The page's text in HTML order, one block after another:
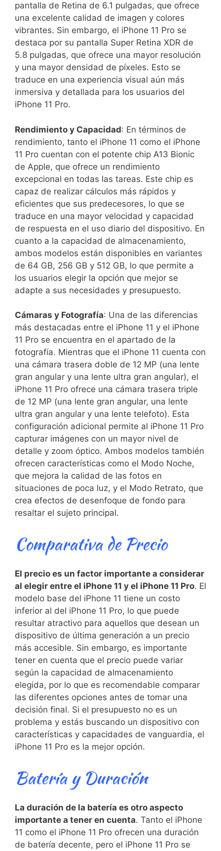
pantalla de Retina‌ de 6.1 ⁤pulgadas, que ofrece
una excelente calidad de imagen y colores
vibrantes. Sin embargo, el iPhone 11 Pro se
destaca por su pantalla Super Retina XDR de
5.8‌ pulgadas, que ofrece una mayor resolución
y ‌una mayor densidad de píxeles.⁣ Esto se
traduce en una experiencia visual aún‍ más⁢
inmersiva y detallada⁣ para los usuarios del
iPhone 11 Pro.
Rendimiento y⁣ Capacidad: En términos de
rendimiento, tanto el iPhone 11 como ⁢el iPhone​
11 Pro cuentan con el⁣ potente chip ⁣A13 Bionic
de Apple, que ofrece un rendimiento⁣
excepcional en todas las tareas. ‍Este chip es
capaz de realizar cálculos más rápidos y
⁤eficientes que sus ⁤predecesores, lo que se
traduce en una mayor velocidad y‍ capacidad
de respuesta en el uso diario ⁢del dispositivo. En
cuanto a ​la capacidad⁢ de almacenamiento,
ambos​ modelos están disponibles en variantes
de 64 GB, ‍256 GB​ y 512 GB, lo que permite a
los usuarios elegir la opción que mejor se
adapte a ​sus necesidades y presupuesto.
Cámaras y Fotografía: Una de las diferencias
más destacadas entre el iPhone 11 y el iPhone
11 Pro se⁤ encuentra en⁣ el ‍apartado de⁢ la
fotografía. Mientras que el iPhone 11 cuenta con
una cámara trasera‌ doble de 12 MP (una lente
gran angular y una lente ultra gran angular),⁤ el
⁤iPhone 11 Pro ofrece ‌una cámara trasera⁤ triple
de 12 MP⁢ (una ⁣lente ⁢gran angular, una lente
ultra gran angular y una lente telefoto). Esta
configuración adicional ‌permite al iPhone 11 Pro
capturar imágenes con un mayor ​nivel de
detalle y⁢ zoom óptico. Ambos modelos‍ también
ofrecen características como el Modo Noche,
que mejora la calidad de las fotos‌ en
situaciones de poca luz, y ⁤el Modo Retrato, que
crea efectos de desenfoque de fondo para
resaltar el sujeto⁣ principal.
Comparativa de Precio
El precio es ‍un factor ​importante a considerar​
al elegir entre el iPhone 11 y el iPhone​ 11 Pro.‌ El⁣
modelo base del iPhone 11 tiene un costo
inferior al⁤ del iPhone 11 Pro, lo ⁢que puede
resultar ⁢atractivo para aquellos que desean un
dispositivo de última generación a un precio
más accesible. Sin embargo, es importante
tener en cuenta que el precio puede variar
según la capacidad de ⁢almacenamiento
elegida, por lo que ⁤es recomendable comparar
las diferentes opciones antes de tomar una
decisión final. Si el presupuesto no es ⁢un
problema⁢ y estás buscando un dispositivo con
características y capacidades‌ de vanguardia, el
iPhone 11 ⁢Pro es la mejor opción.
Batería y Duración
La duración de la batería es otro aspecto
importante a tener en cuenta. Tanto ​el iPhone
11 como el iPhone‍ 11 Pro ‌ofrecen una duración
de batería decente, pero el iPhone 11 Pro se